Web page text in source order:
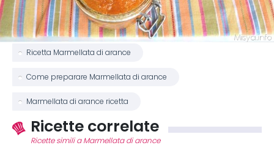
Ricetta Marmellata di arance
Come preparare Marmellata di arance
Marmellata di arance ricetta
Ricette correlate
Ricette simili a Marmellata di arance